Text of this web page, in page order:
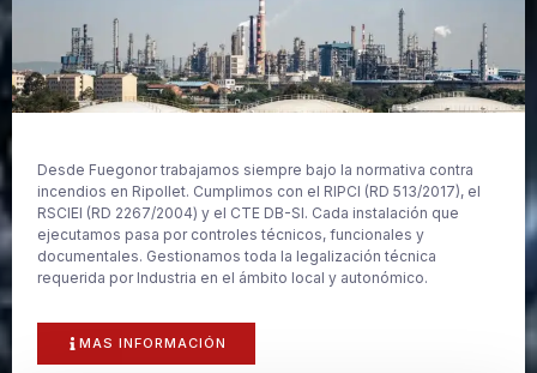
Desde Fuegonor trabajamos siempre bajo la normativa contra
incendios en Ripollet. Cumplimos con el RIPCI (RD 513/2017), el
RSCIEI (RD 2267/2004) y el CTE DB-SI. Cada instalación que
ejecutamos pasa por controles técnicos, funcionales y
documentales. Gestionamos toda la legalización técnica
requerida por Industria en el ámbito local y autonómico.
MAS INFORMACIÓN